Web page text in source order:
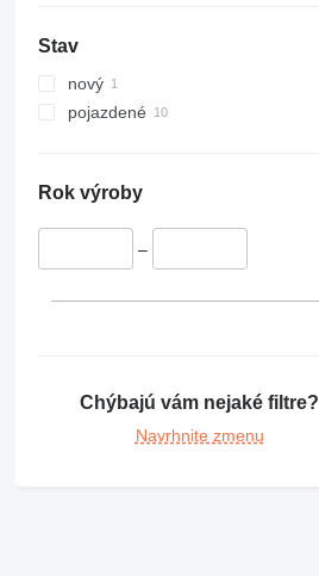
340
345
365
416
424
Stav
nový
pojazdené
Rok výroby
–
Chýbajú vám nejaké filtre?
Navrhnite zmenu